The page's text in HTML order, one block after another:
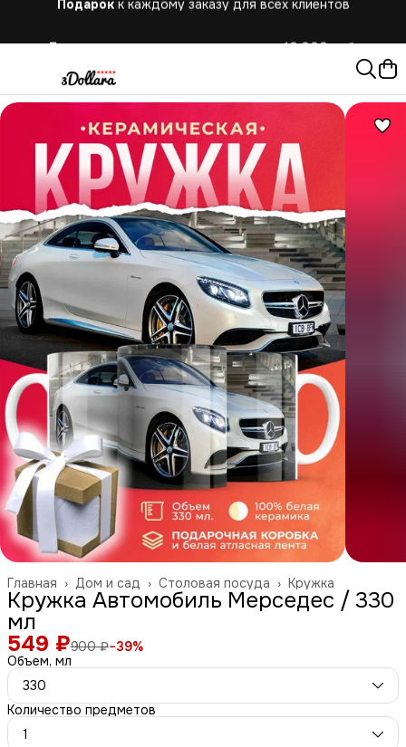
Кружка
Столовая посуда ›
Дом и сад ›
Главная ›
Кружка Автомобиль Мерседес / 330
мл
549 ₽900 ₽−39%
Объем, мл
330
Количество предметов
1